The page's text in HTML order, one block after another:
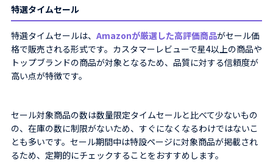
特選タイムセール
特選タイムセールは、 Amazonが厳選した高評価商品がセール価
格で販売される形式です。カスタマーレビューで星4以上の商品や
トップブランドの商品が対象となるため、品質に対する信頼度が
高い点が特徴です。
セール対象商品の数は数量限定タイムセールと比べて少ないもの
の、在庫の数に制限がないため、すぐになくなるわけではないこ
とも多いです。セール期間中は特設ページに対象商品が掲載され
るため、定期的にチェックすることをおすすめします。